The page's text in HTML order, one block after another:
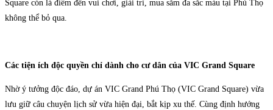
Square còn là điểm đến vui chơi, giải trí, mua sắm đa sắc màu tại Phú Thọ
không thể bỏ qua.
Các tiện ích độc quyền chỉ dành cho cư dân của VIC Grand Square
Nhờ ý tưởng độc đáo, dự án VIC Grand Phú Thọ (VIC Grand Square) vừa
lưu giữ câu chuyện lịch sử vừa hiện đại, bắt kịp xu thế. Cùng định hướng